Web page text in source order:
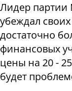
Лидер
убеждал
достаточно
финансовых
цены на 20 -
будет